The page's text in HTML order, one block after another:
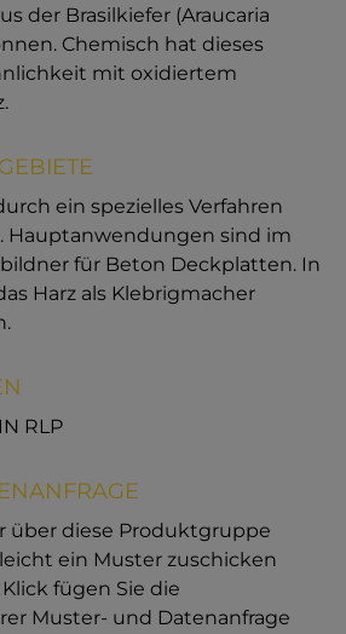
der Brasilkiefer (Araucaria
Chemisch hat dieses
mit oxidiertem
ein spezielles Verfahren
Hauptanwendungen sind im
für Beton Deckplatten. In
Harz als Klebrigmacher
RLP
über diese Produktgruppe
ein Muster zuschicken
fügen Sie die
Muster- und Datenanfrage